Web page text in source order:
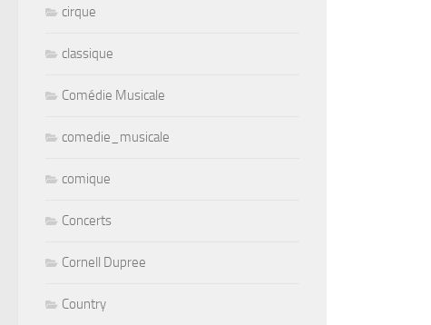
cirque
classique
Comédie Musicale
comedie_musicale
comique
Concerts
Cornell Dupree
Country